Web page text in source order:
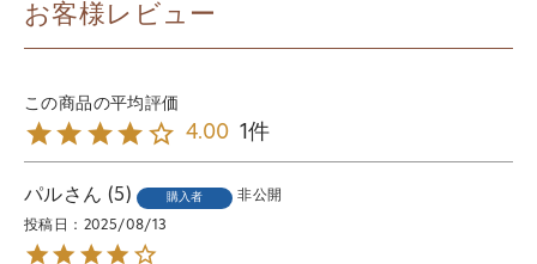
お客様レビュー
4.00 1
パル 5 購入者 非公開
投稿日 2025/08/13